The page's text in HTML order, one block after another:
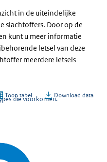
in de uiteindelijke
slachtoffers. Door op de
kunt u meer informatie
letsel van deze
meerdere letsels